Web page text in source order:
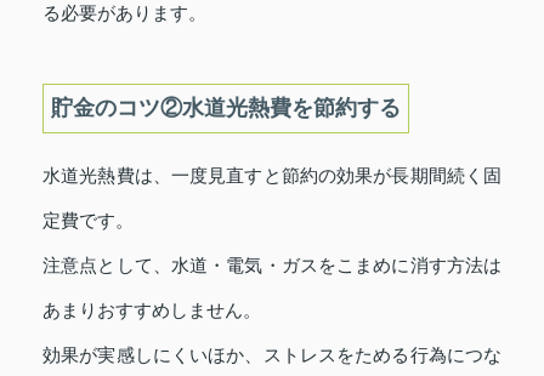
る必要があります。
貯金のコツ②水道光熱費を節約する
水道光熱費は、一度見直すと節約の効果が長期間続く固
定費です。
注意点として、水道・電気・ガスをこまめに消す方法は
あまりおすすめしません。
効果が実感しにくいほか、ストレスをためる行為につな